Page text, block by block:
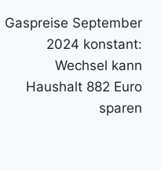
Gaspreise September
2024 konstant:
Wechsel kann
Haushalt 882 Euro
sparen